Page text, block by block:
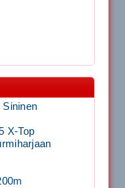
Sininen
X-Top